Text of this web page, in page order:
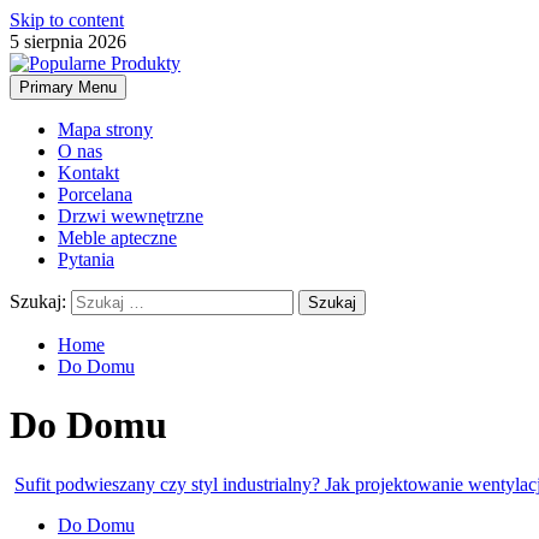
Skip to content
5 sierpnia 2026
Primary Menu
Mapa strony
O nas
Kontakt
Porcelana
Drzwi wewnętrzne
Meble apteczne
Pytania
Szukaj:
Home
Do Domu
Do Domu
Sufit podwieszany czy styl industrialny? Jak projektowanie
Do Domu